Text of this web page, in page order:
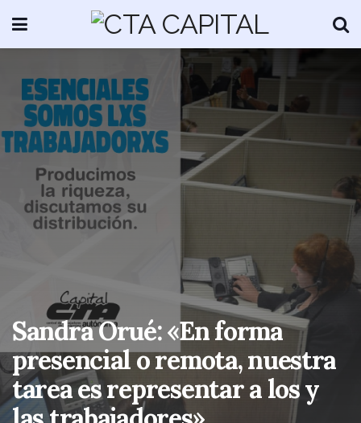
Sandra Orué: «En forma
presencial o remota, nuestra
tarea es representar a los y